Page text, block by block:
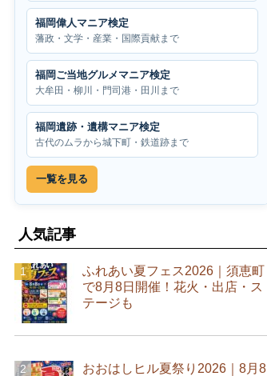
福岡偉人マニア検定
藩政・文学・産業・国際貢献まで
福岡ご当地グルメマニア検定
大牟田・柳川・門司港・田川まで
福岡遺跡・遺構マニア検定
古代のムラから城下町・鉄道跡まで
一覧を見る
人気記事
ふれあい夏フェス2026｜須恵町
で8月8日開催！花火・出店・ス
テージも
おおはしヒル夏祭り2026｜8月8